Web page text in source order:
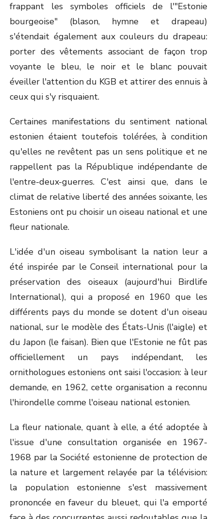
frappant les symboles officiels de l'"Estonie
bourgeoise" (blason, hymne et drapeau)
s'étendait également aux couleurs du drapeau:
porter des vêtements associant de façon trop
voyante le bleu, le noir et le blanc pouvait
éveiller l'attention du KGB et attirer des ennuis à
ceux qui s'y risquaient.
Certaines manifestations du sentiment national
estonien étaient toutefois tolérées, à condition
qu'elles ne revêtent pas un sens politique et ne
rappellent pas la République indépendante de
l'entre-deux-guerres. C'est ainsi que, dans le
climat de relative liberté des années soixante, les
Estoniens ont pu choisir un oiseau national et une
fleur nationale.
L'idée d'un oiseau symbolisant la nation leur a
été inspirée par le Conseil international pour la
préservation des oiseaux (aujourd'hui Birdlife
International), qui a proposé en 1960 que les
différents pays du monde se dotent d'un oiseau
national, sur le modèle des États-Unis (l'aigle) et
du Japon (le faisan). Bien que l'Estonie ne fût pas
officiellement un pays indépendant, les
ornithologues estoniens ont saisi l'occasion: à leur
demande, en 1962, cette organisation a reconnu
l'hirondelle comme l'oiseau national estonien.
La fleur nationale, quant à elle, a été adoptée à
l'issue d'une consultation organisée en 1967-
1968 par la Société estonienne de protection de
la nature et largement relayée par la télévision:
la population estonienne s'est massivement
prononcée en faveur du bleuet, qui l'a emporté